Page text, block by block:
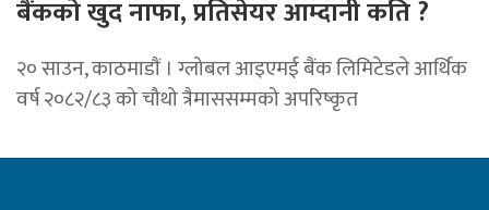
बैंकको खुद नाफा, प्रतिसेयर आम्दानी कति ?
२० साउन, काठमाडाैं । ग्लोबल आइएमई बैंक लिमिटेडले आर्थिक
वर्ष २०८२/८३ को चौथो त्रैमाससम्मको अपरिष्कृत